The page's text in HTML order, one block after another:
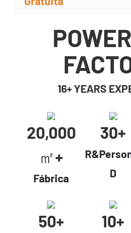
16+ YEARS
20,000
㎡+
Fábrica
30+
D
50+ 10+